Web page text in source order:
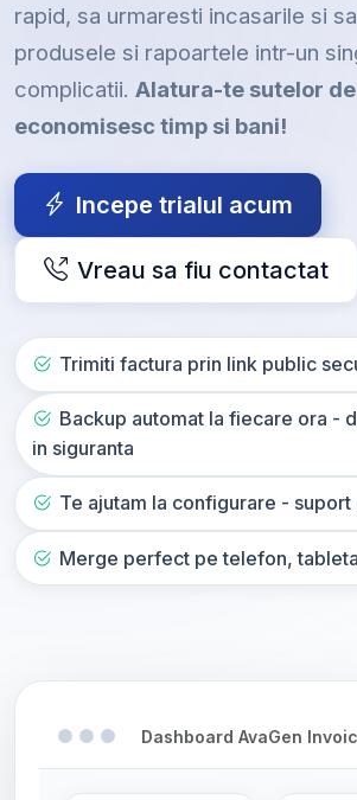
rapid, sa urmaresti incasarile si
produsele si rapoartele intr-un
complicatii. Alatura-te sutelor
economisesc timp si bani!
Incepe trialul acum
Vreau sa fiu contactat
Trimiti factura prin link public
Backup automat la fiecare ora -
in siguranta
Te ajutam la configurare - suport
Merge perfect pe telefon,
Dashboard AvaGen